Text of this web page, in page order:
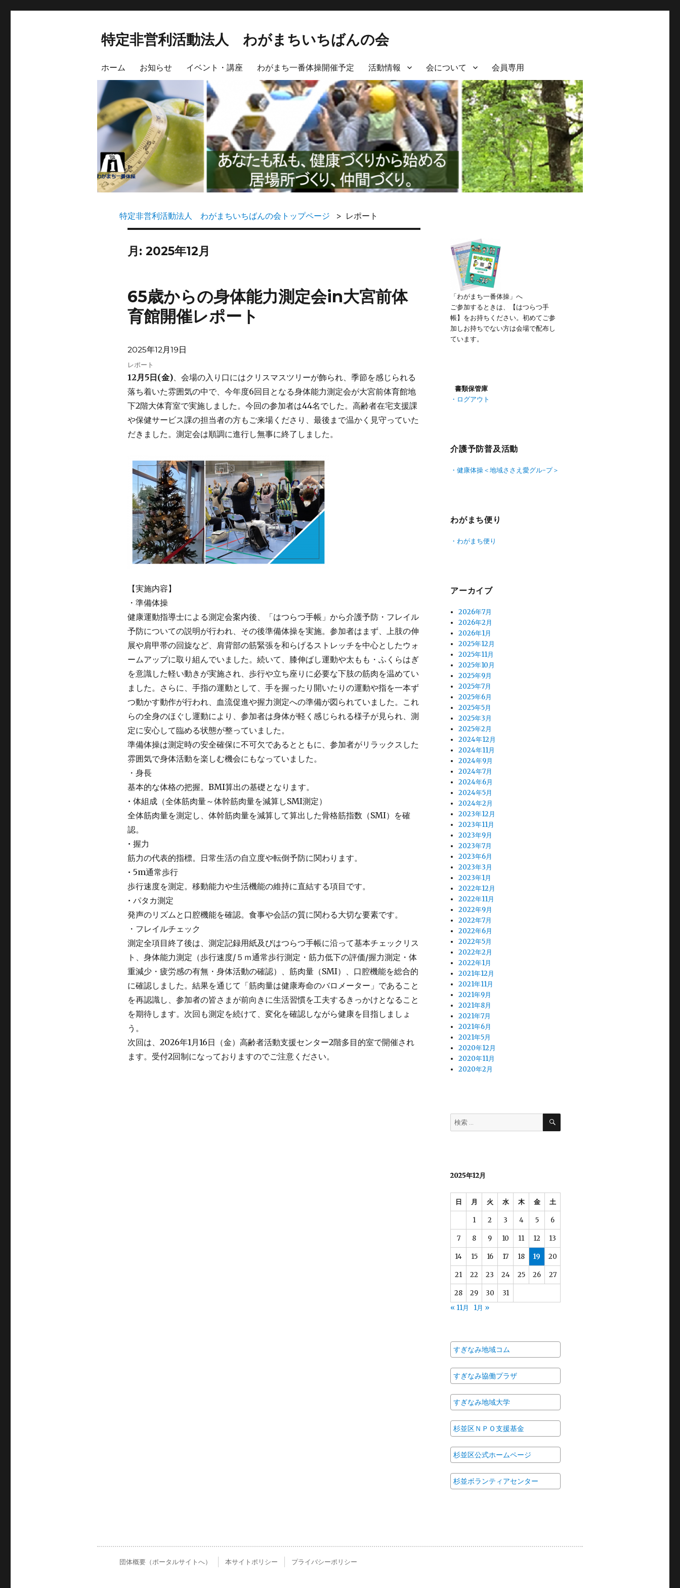
特定非営利活動法人 わがまちいちばんの会
ホーム お知らせ イベント・講座 わがまち一番体操開催予定 活動情報 会について 会員専用
特定非営利活動法人 わがまちいちばんの会トップページ レポート
月: 2025年12月
65歳からの身体能力測定会in大宮前体
育館開催レポート
投
日:
2025年12月19日
カ
テ
リ
ー
レポート
12月5日(金)、会場の入り口にはクリスマスツリーが飾られ、季節を感じられる
落ち着いた雰囲気の中で、今年度6回目となる身体能力測定会が大宮前体育館地
下2階大体育室で実施しました。今回の参加者は44名でした。高齢者在宅支援課
や保健サービス課の担当者の方もご来場くださり、最後まで温かく見守っていた
だきました。測定会は順調に進行し無事に終了しました。
【実施内容】
・準備体操
健康運動指導士による測定会案内後、「はつらつ手帳」から介護予防・フレイル
予防についての説明が行われ、その後準備体操を実施。参加者はまず、上肢の伸
展や肩甲帯の回旋など、肩背部の筋緊張を和らげるストレッチを中心としたウォ
ームアップに取り組んでいました。続いて、膝伸ばし運動や太もも・ふくらはぎ
を意識した軽い動きが実施され、歩行や立ち座りに必要な下肢の筋肉を温めてい
ました。さらに、手指の運動として、手を握ったり開いたりの運動や指を一本ず
つ動かす動作が行われ、血流促進や握力測定への準備が図られていました。これ
らの全身のほぐし運動により、参加者は身体が軽く感じられる様子が見られ、測
定に安心して臨める状態が整っていました。
準備体操は測定時の安全確保に不可欠であるとともに、参加者がリラックスした
雰囲気で身体活動を楽しむ機会にもなっていました。
・身長
基本的な体格の把握。BMI算出の基礎となります。
• 体組成（全体筋肉量～体幹筋肉量を減算しSMI測定）
全体筋肉量を測定し、体幹筋肉量を減算して算出した骨格筋指数（SMI）を確
認。
• 握力
筋力の代表的指標。日常生活の自立度や転倒予防に関わります。
• 5m通常歩行
歩行速度を測定。移動能力や生活機能の維持に直結する項目です。
• パタカ測定
発声のリズムと口腔機能を確認。食事や会話の質に関わる大切な要素です。
・フレイルチェック
測定全項目終了後は、測定記録用紙及びはつらつ手帳に沿って基本チェックリス
ト、身体能力測定（歩行速度/５ｍ通常歩行測定・筋力低下の評価/握力測定・体
重減少・疲労感の有無・身体活動の確認）、筋肉量（SMI）、口腔機能を総合的
に確認しました。結果を通じて「筋肉量は健康寿命のバロメーター」であること
を再認識し、参加者の皆さまが前向きに生活習慣を工夫するきっかけとなること
を期待します。次回も測定を続けて、変化を確認しながら健康を目指しましょ
う。
次回は、2026年1月16日（金）高齢者活動支援センター2階多目的室で開催され
ます。受付2回制になっておりますのでご注意ください。
「わがまち一番体操」へ
ご参加するときは、【はつらつ手
帳】をお持ちください。初めてご参
加しお持ちでない方は会場で配布し
ています。
書類保管庫
・ログアウト
介護予防普及活動
・健康体操＜地域ささえ愛グル-プ＞
わがまち便り
・わがまち便り
アーカイブ
2026年7月
2026年2月
2026年1月
2025年12月
2025年11月
2025年10月
2025年9月
2025年7月
2025年6月
2025年5月
2025年3月
2025年2月
2024年12月
2024年11月
2024年9月
2024年7月
2024年6月
2024年5月
2024年2月
2023年12月
2023年11月
2023年9月
2023年7月
2023年6月
2023年3月
2023年1月
2022年12月
2022年11月
2022年9月
2022年7月
2022年6月
2022年5月
2022年2月
2022年1月
2021年12月
2021年11月
2021年9月
2021年8月
2021年7月
2021年6月
2021年5月
2020年12月
2020年11月
2020年2月
検
索:
検
2025年12月
日 月 火 水 木 金 土
1 2 3 4 5 6
7 8 9 10 11 12 13
14 15 16 17 18 19 20
21 22 23 24 25 26 27
28 29 30
31
« 11月
1月 »
すぎなみ地域コム
すぎなみ協働プラザ
すぎなみ地域大学
杉並区ＮＰＯ支援基金
杉並区公式ホームページ
杉並ボランティアセンター
団体概要（ポータルサイトへ） 本サイトポリシー プライバシーポリシー